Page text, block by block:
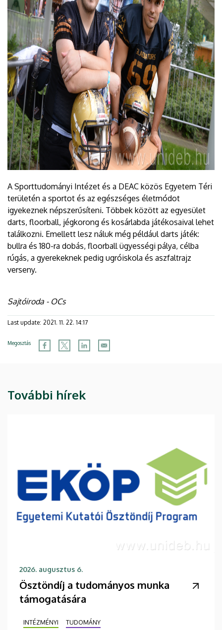
A Sporttudományi Intézet és a DEAC közös Egyetem Téri
területén a sportot és az egészséges életmódot
igyekeznek népszerűsíteni. Többek között az egyesület
darts, floorball, jégkorong és kosárlabda játékosaival lehet
találkozni. Emellett lesz náluk még például darts játék:
bullra és 180-ra dobás, floorball ügyességi pálya, célba
rúgás, a gyerekeknek pedig ugróiskola és aszfaltrajz
verseny.
Sajtóiroda - OCs
Last update: 2021. 11. 22. 14:17
Megosztás
További hírek
2026. augusztus 6.
Ösztöndíj a tudományos munka
támogatására
INTÉZMÉNYI TUDOMÁNY